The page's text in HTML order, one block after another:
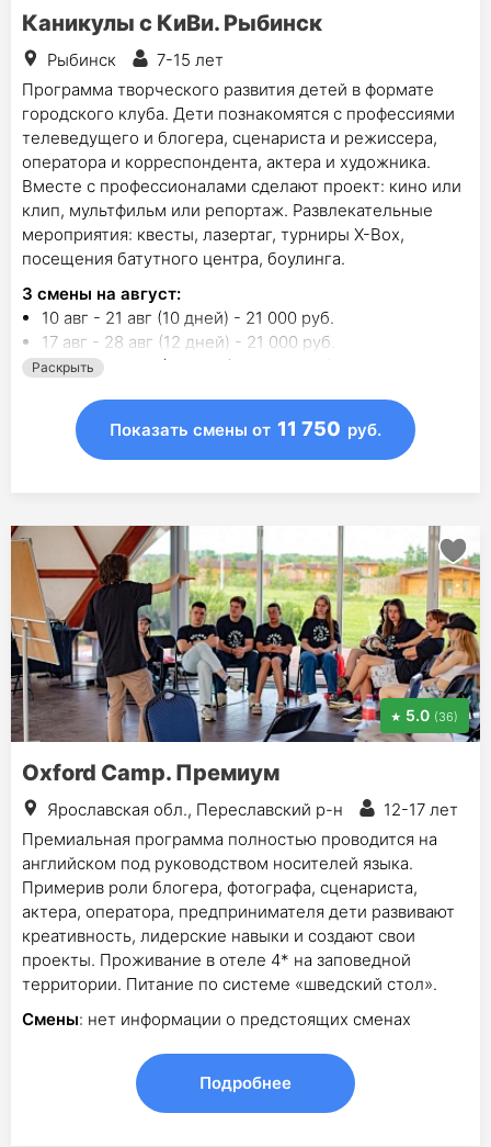
Каникулы с КиВи. Рыбинск
Рыбинск
7-15 лет
Программа творческого развития детей в формате
городского клуба. Дети познакомятся с профессиями
телеведущего и блогера, сценариста и режиссера,
оператора и корреспондента, актера и художника.
Вместе с профессионалами сделают проект: кино или
клип, мультфильм или репортаж. Развлекательные
мероприятия: квесты, лазертаг, турниры Х-Вох,
посещения батутного центра, боулинга.
3 смены на август:
10 авг - 21 авг (10 дней) - 21 000 руб.
17 авг - 28 авг (12 дней) - 21 000 руб.
24 авг - 28 авг (10 дней) - 11 750 руб.
Раскрыть
Показать смены от 11 750 руб.
5.0 (36)
Oxford Camp. Премиум
Ярославская обл., Переславский р-н
12-17 лет
Премиальная программа полностью проводится на
английском под руководством носителей языка.
Примерив роли блогера, фотографа, сценариста,
актера, оператора, предпринимателя дети развивают
креативность, лидерские навыки и создают свои
проекты. Проживание в отеле 4* на заповедной
территории. Питание по системе «шведский стол».
Смены: нет информации о предстоящих сменах
Подробнее